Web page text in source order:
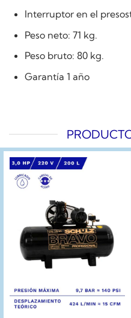
Interruptor en el
Peso neto: 71 kg.
Peso bruto: 80 kg.
Garantía 1 año